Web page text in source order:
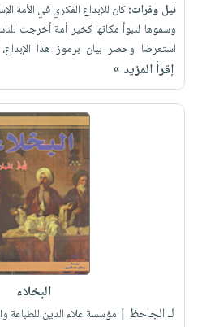
نيل وفرات:كان للإبداع الفكري في الأمة
وسموها لتبوأ مكانها كخير أمة أخرجت
استعرضا وحصر بيان برموز هذا
إقرأ المزيد »
البخلاء
لـ الجاحظ | مؤسسة علاء الدين للطباعة